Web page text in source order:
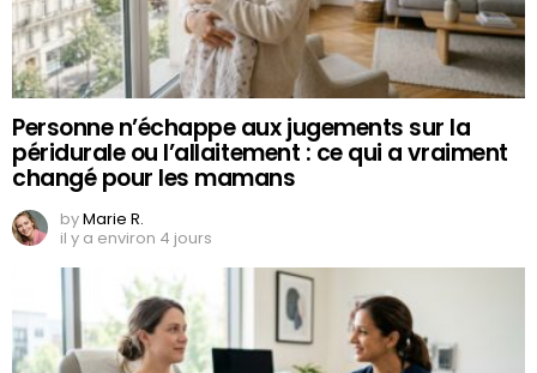
Personne n’échappe aux jugements sur la
péridurale ou l’allaitement : ce qui a vraiment
changé pour les mamans
byMarie R.
il y a environ 4 jours